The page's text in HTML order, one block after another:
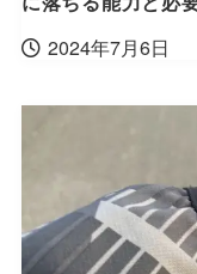
2024年7月6日